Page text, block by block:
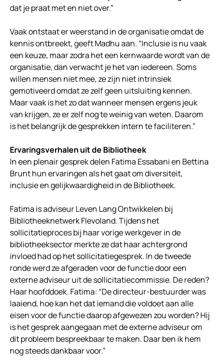
dat je praat met en niet over.”
Vaak ontstaat er weerstand in de organisatie omdat de
kennis ontbreekt, geeft Madhu aan. “Inclusie is nu vaak
een keuze, maar zodra het een kernwaarde wordt van de
organisatie, dan verwacht je het van iedereen. Soms
willen mensen niet mee, ze zijn niet intrinsiek
gemotiveerd omdat ze zelf geen uitsluiting kennen.
Maar vaak is het zo dat wanneer mensen ergens jeuk
van krijgen, ze er zelf nog te weinig van weten. Daarom
is het belangrijk de gesprekken intern te faciliteren.”
Ervaringsverhalen uit de Bibliotheek
In een plenair gesprek delen Fatima Essabani en Bettina
Brunt hun ervaringen als het gaat om diversiteit,
inclusie en gelijkwaardigheid in de Bibliotheek.
Fatima is adviseur Leven Lang Ontwikkelen bij
Bibliotheeknetwerk Flevoland. Tijdens het
sollicitatieproces bij haar vorige werkgever in de
bibliotheeksector merkte ze dat haar achtergrond
invloed had op het sollicitatiegesprek. In de tweede
ronde werd ze afgeraden voor de functie door een
externe adviseur uit de sollicitatiecommissie. De reden?
Haar hoofddoek. Fatima: “De directeur-bestuurder was
laaiend, hoe kan het dat iemand die voldoet aan alle
eisen voor de functie daarop afgewezen zou worden? Hij
is het gesprek aangegaan met de externe adviseur om
dit probleem bespreekbaar te maken. Daar ben ik hem
nog steeds dankbaar voor.”